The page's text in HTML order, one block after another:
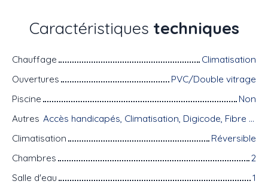
Caractéristiques techniques
Chauffage
Climatisation
Ouvertures
PVC/Double vitrage
Piscine
Non
Autres
Accès handicapés, Climatisation, Digicode, Fibre optique, Interphone, Local à vélo, Portail motorisé, Visiophone, Volets électriques
Climatisation
Réversible
Chambres
2
Salle d'eau
1